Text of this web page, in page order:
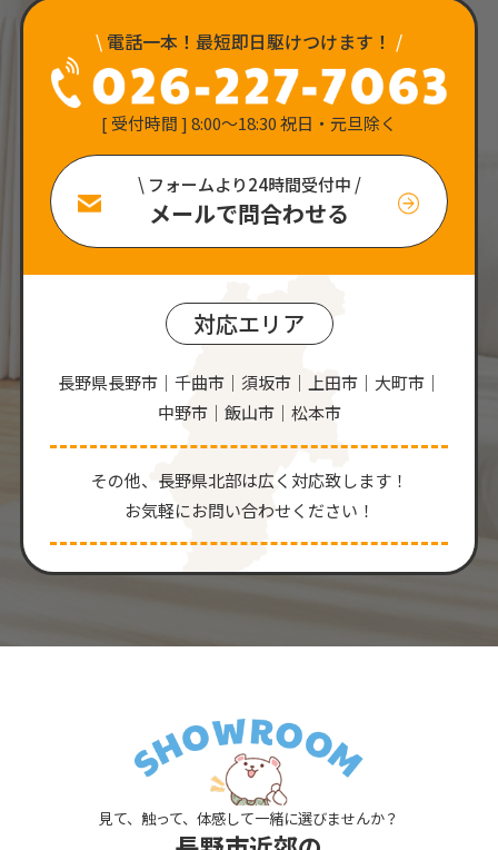
\ 電話一本！最短即日駆けつけます！ /
[ 受付時間 ] 8:00〜18:30 祝日・元旦除く
\ フォームより24時間受付中 /
メールで問合わせる
対応エリア
長野県長野市｜千曲市｜須坂市｜上田市｜大町市｜
中野市｜飯山市｜松本市
その他、⻑野県北部は広く対応致します！
お気軽にお問い合わせください！
見て、触って、体感して一緒に選びませんか？